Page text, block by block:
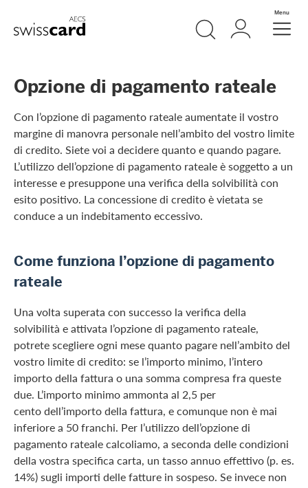
Header
Logo Meta Navigation
RicercaLogin Menu
Opzione di pagamento rateale
Con l’opzione di pagamento rateale aumentate il vostro
margine di manovra personale nell’ambito del vostro limite
di credito. Siete voi a decidere quanto e quando pagare.
L’utilizzo dell’opzione di pagamento rateale è soggetto a un
interesse e presuppone una verifica della solvibilità con
esito positivo. La concessione di credito è vietata se
conduce a un indebitamento eccessivo.
Come funziona l’opzione di pagamento
rateale
Una volta superata con successo la verifica della
solvibilità e attivata l’opzione di pagamento rateale,
potrete scegliere ogni mese quanto pagare nell’ambito del
vostro limite di credito: se l’importo minimo, l’intero
importo della fattura o una somma compresa fra queste
due. L’importo minimo ammonta al 2,5 per
cento dell’importo della fattura, e comunque non è mai
inferiore a 50 franchi. Per l’utilizzo dell’opzione di
pagamento rateale calcoliamo, a seconda delle condizioni
della vostra specifica carta, un tasso annuo effettivo (p. es.
14%) sugli importi delle fatture in sospeso. Se invece non